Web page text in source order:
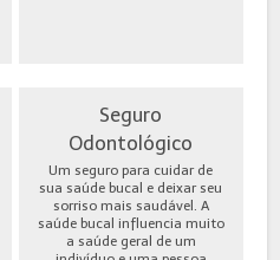
Seguro
Odontológico
Um seguro para cuidar de
sua saúde bucal e deixar seu
sorriso mais saudável. A
saúde bucal influencia muito
a saúde geral de um